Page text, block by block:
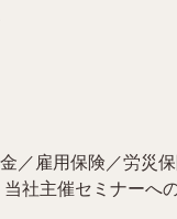
／雇用保険／労災
社主催セミナーへ